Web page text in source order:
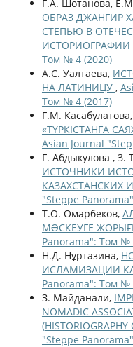
Г.А. Шотанова,
ОБРАЗ ДЖАНГИР
СТЕПЬЮ В
ИСТОРИОГРАФИИ
Том № 4 (2020)
А.С. Уалтаева,
НА ЛАТИНИЦУ ,
Том № 4 (2017)
Г.М. Касабулатова,
«ТҮРКІСТАНҒА
Asian Journal
Г. Абдыкулова , З.
ИСТОЧНИКИ
КАЗАХСТАНСКИХ
"Steppe
Т.О. Омарбеков,
МƏСКЕУГЕ
Panorama": Том №
Н.Д. Нұртазина,
ИСЛАМИЗАЦИИ
Panorama": Том №
З. Майданали,
NOMADIC
(HISTORIOGRAPHY
"Steppe